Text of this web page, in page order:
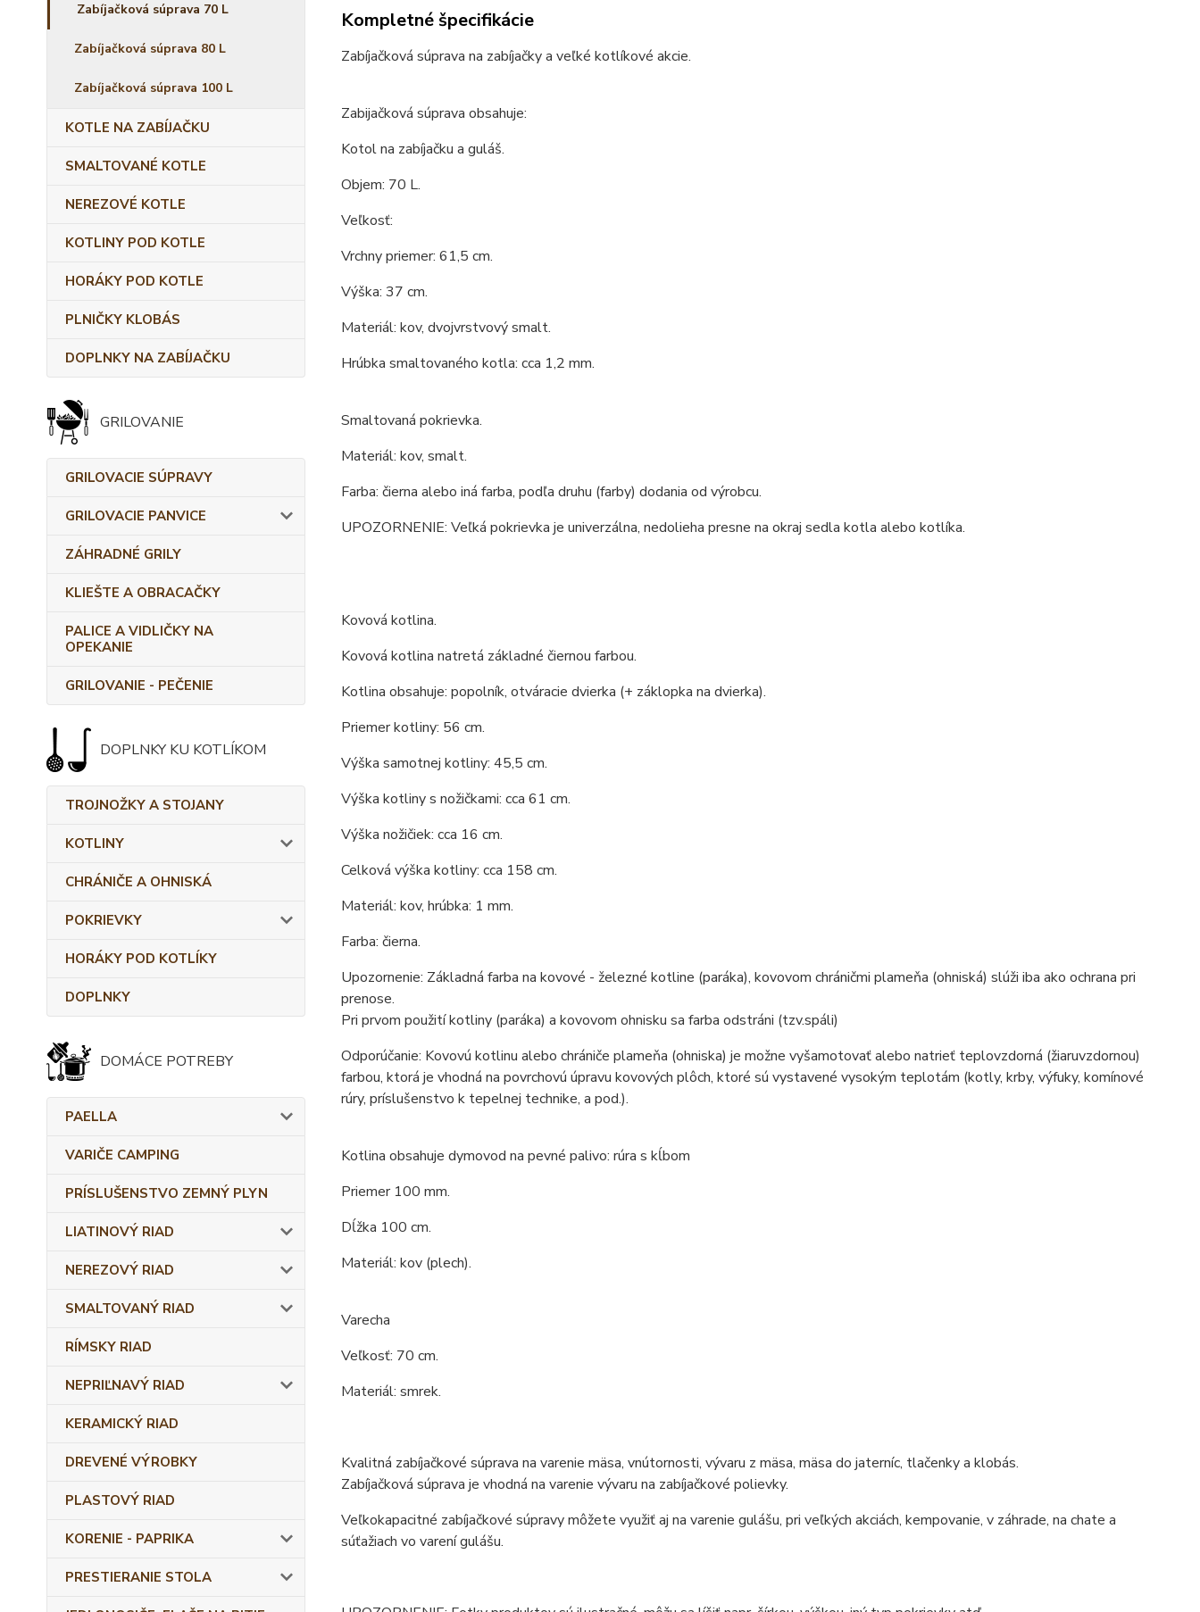
Zabíjačková súprava 70 L
Zabíjačková súprava 80 L
Zabíjačková súprava 100 L
KOTLE NA ZABÍJAČKU
SMALTOVANÉ KOTLE
NEREZOVÉ KOTLE
KOTLINY POD KOTLE
HORÁKY POD KOTLE
PLNIČKY KLOBÁS
DOPLNKY NA ZABÍJAČKU
GRILOVANIE
GRILOVACIE SÚPRAVY
GRILOVACIE PANVICE
ZÁHRADNÉ GRILY
KLIEŠTE A OBRACAČKY
PALICE A VIDLIČKY NA
OPEKANIE
GRILOVANIE - PEČENIE
DOPLNKY KU KOTLÍKOM
TROJNOŽKY A STOJANY
KOTLINY
CHRÁNIČE A OHNISKÁ
POKRIEVKY
HORÁKY POD KOTLÍKY
DOPLNKY
DOMÁCE POTREBY
PAELLA
VARIČE CAMPING
PRÍSLUŠENSTVO ZEMNÝ PLYN
LIATINOVÝ RIAD
NEREZOVÝ RIAD
SMALTOVANÝ RIAD
RÍMSKY RIAD
NEPRIĽNAVÝ RIAD
KERAMICKÝ RIAD
DREVENÉ VÝROBKY
PLASTOVÝ RIAD
KORENIE - PAPRIKA
PRESTIERANIE STOLA
Kompletné špecifikácie
Zabíjačková súprava na zabíjačky a veľké kotlíkové akcie.
Zabijačková súprava obsahuje:
Kotol na zabíjačku a guláš.
Objem: 70 L.
Veľkosť:
Vrchny priemer: 61,5 cm.
Výška: 37 cm.
Materiál: kov, dvojvrstvový smalt.
Hrúbka smaltovaného kotla: cca 1,2 mm.
Smaltovaná pokrievka.
Materiál: kov, smalt.
Farba: čierna alebo iná farba, podľa druhu (farby) dodania od výrobcu.
UPOZORNENIE: Veľká pokrievka je univerzálna, nedolieha presne na okraj sedla kotla alebo kotlíka.
Kovová kotlina.
Kovová kotlina natretá základné čiernou farbou.
Kotlina obsahuje: popolník, otváracie dvierka (+ záklopka na dvierka).
Priemer kotliny: 56 cm.
Výška samotnej kotliny: 45,5 cm.
Výška kotliny s nožičkami: cca 61 cm.
Výška nožičiek: cca 16 cm.
Celková výška kotliny: cca 158 cm.
Materiál: kov, hrúbka: 1 mm.
Farba: čierna.
Upozornenie: Základná farba na kovové - železné kotline (paráka), kovovom chráničmi plameňa (ohniská) slúži iba ako ochrana pri
prenose.
Pri prvom použití kotliny (paráka) a kovovom ohnisku sa farba odstráni (tzv.spáli)
Odporúčanie: Kovovú kotlinu alebo chrániče plameňa (ohniska) je možne vyšamotovať alebo natrieť teplovzdorná (žiaruvzdornou)
farbou, ktorá je vhodná na povrchovú úpravu kovových plôch, ktoré sú vystavené vysokým teplotám (kotly, krby, výfuky, komínové
rúry, príslušenstvo k tepelnej technike, a pod.).
Kotlina obsahuje dymovod na pevné palivo: rúra s kĺbom
Priemer 100 mm.
Dĺžka 100 cm.
Materiál: kov (plech).
Varecha
Veľkosť: 70 cm.
Materiál: smrek.
Kvalitná zabíjačkové súprava na varenie mäsa, vnútornosti, vývaru z mäsa, mäsa do jaterníc, tlačenky a klobás.
Zabíjačková súprava je vhodná na varenie vývaru na zabíjačkové polievky.
Veľkokapacitné zabíjačkové súpravy môžete využiť aj na varenie gulášu, pri veľkých akciách, kempovanie, v záhrade, na chate a
súťažiach vo varení gulášu.